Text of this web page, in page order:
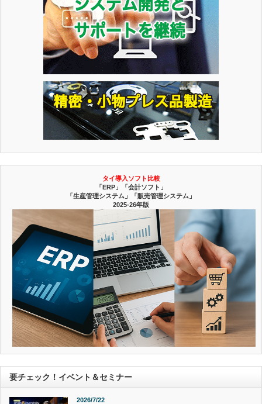
タイ導入ソフト比較
「ERP」「会計ソフト」
「生産管理システム」「販売管理システム」
2025-26年版
要チェック！イベント＆セミナー
2026/7/22